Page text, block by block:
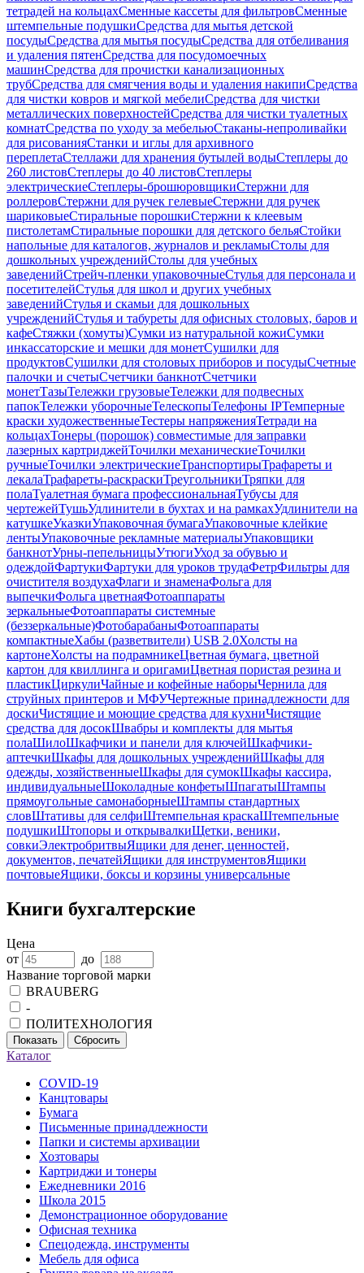
тетрадей на кольцахСменные кассеты для фильтровСменные
штемпельные подушкиСредства для мытья детской
посудыСредства для мытья посудыСредства для отбеливания
и удаления пятенСредства для посудомоечных
машинСредства для прочистки канализационных
трубСредства для смягчения воды и удаления накипиСредства
для чистки ковров и мягкой мебелиСредства для чистки
металлических поверхностейСредства для чистки туалетных
комнатСредства по уходу за мебельюСтаканы-непроливайки
для рисованияСтанки и иглы для архивного
переплетаСтеллажи для хранения бутылей водыСтеплеры до
260 листовСтеплеры до 40 листовСтеплеры
электрическиеСтеплеры-брошюровщикиСтержни для
роллеровСтержни для ручек гелевыеСтержни для ручек
шариковыеСтиральные порошкиСтержни к клеевым
пистолетамСтиральные порошки для детского бельяСтойки
напольные для каталогов, журналов и рекламыСтолы для
дошкольных учрежденийСтолы для учебных
заведенийСтрейч-пленки упаковочныеСтулья для персонала и
посетителейСтулья для школ и других учебных
заведенийСтулья и скамьи для дошкольных
учрежденийСтулья и табуреты для офисных столовых, баров и
кафеСтяжки (хомуты)Сумки из натуральной кожиСумки
инкассаторские и мешки для монетСушилки для
продуктовСушилки для столовых приборов и посудыСчетные
палочки и счетыСчетчики банкнотСчетчики
монетТазыТележки грузовыеТележки для подвесных
папокТележки уборочныеТелескопыТелефоны IPТемперные
краски художественныеТестеры напряженияТетради на
кольцахТонеры (порошок) совместимые для заправки
лазерных картриджейТочилки механическиеТочилки
ручныеТочилки электрическиеТранспортирыТрафареты и
лекалаТрафареты-раскраскиТреугольникиТряпки для
полаТуалетная бумага профессиональнаяТубусы для
чертежейТушьУдлинители в бухтах и на рамкахУдлинители на
катушкеУказкиУпаковочная бумагаУпаковочные клейкие
лентыУпаковочные рекламные материалыУпаковщики
банкнотУрны-пепельницыУтюгиУход за обувью и
одеждойФартукиФартуки для уроков трудаФетрФильтры для
очистителя воздухаФлаги и знаменаФольга для
выпечкиФольга цветнаяФотоаппараты
зеркальныеФотоаппараты системные
(беззеркальные)ФотобарабаныФотоаппараты
компактныеХабы (разветвители) USB 2.0Холсты на
картонеХолсты на подрамникеЦветная бумага, цветной
картон для квиллинга и оригамиЦветная пористая резина и
пластикЦиркулиЧайные и кофейные наборыЧернила для
струйных принтеров и МФУЧертежные принадлежности для
доскиЧистящие и моющие средства для кухниЧистящие
средства для досокШвабры и комплекты для мытья
полаШилоШкафчики и панели для ключейШкафчики-
аптечкиШкафы для дошкольных учрежденийШкафы для
одежды, хозяйственныеШкафы для сумокШкафы кассира,
индивидуальныеШоколадные конфетыШпагатыШтампы
прямоугольные самонаборныеШтампы стандартных
словШтативы для селфиШтемпельная краскаШтемпельные
подушкиШтопоры и открывалкиЩетки, веники,
совкиЭлектробритвыЯщики для денег, ценностей,
документов, печатейЯщики для инструментовЯщики
почтовыеЯщики, боксы и корзины универсальные
Книги бухгалтерские
Цена
от
до
Название торговой марки
BRAUBERG
-
ПОЛИТЕХНОЛОГИЯ
Показать Сбросить
Каталог
COVID-19
Канцтовары
Бумага
Письменные принадлежности
Папки и системы архивации
Хозтовары
Картриджи и тонеры
Ежедневники 2016
Школа 2015
Демонстрационное оборудование
Офисная техника
Спецодежда, инструменты
Мебель для офиса